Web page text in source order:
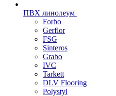
ПВХ линолеум
Forbo
Gerflor
FSG
Sinteros
Grabo
IVC
Tarkett
DLV Flooring
Polystyl